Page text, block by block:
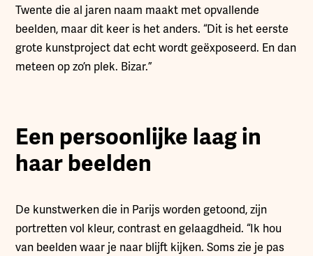
Twente die al jaren naam maakt met opvallende
beelden, maar dit keer is het anders. “Dit is het eerste
grote kunstproject dat echt wordt geëxposeerd. En dan
meteen op zo’n plek. Bizar.”
Een persoonlijke laag in
haar beelden
De kunstwerken die in Parijs worden getoond, zijn
portretten vol kleur, contrast en gelaagdheid. “Ik hou
van beelden waar je naar blijft kijken. Soms zie je pas